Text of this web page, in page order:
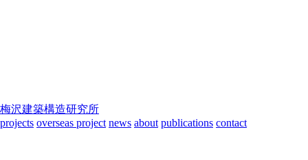
梅沢建築構造研究所
projects overseas project news about publications contact